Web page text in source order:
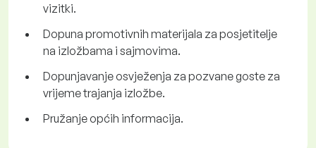
vizitki.
Dopuna promotivnih materijala za posjetitelje
na izložbama i sajmovima.
Dopunjavanje osvježenja za pozvane goste za
vrijeme trajanja izložbe.
Pružanje općih informacija.